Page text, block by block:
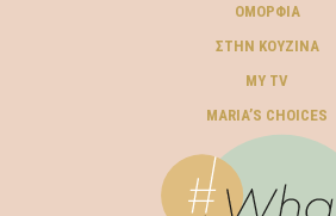
ΟΜΟΡΦΙΆ
ΣΤΗΝ ΚΟΥΖΊΝΑ
MY TV
ΜARIA’S CHOICES